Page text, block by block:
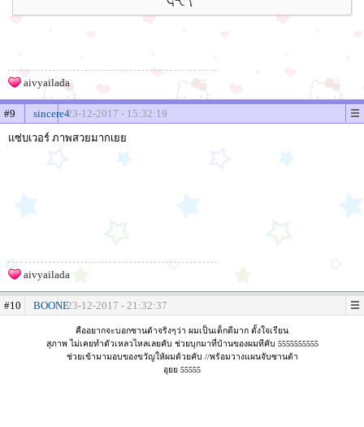
aivyailada
#9 sincere423-12-2017 - 15:32:19
แซ่บเวอร์ ภาพสวยมากเยย
aivyailada
#10 BOONE23-12-2017 - 21:32:37
คืออยากจะบอกซานต้าจริงๆว่า ผมเป็นเด็กดีมาก ตั้งใจเรียน
สุภาพ ไม่เคยทำตัวเหลวไหลเลยคับ ช่วยบุกมาที่บ้านของผมทีคับ 5555555555
ช่วยเข้ามามอบของขวัญให้ผมด้วยคับ //พร้อมวางแผนจับซานต้า
อุยย 55555